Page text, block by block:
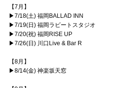
【7月】
▶7/18(土) 福岡BALLAD INN
▶7/19(日) 福岡ラビートスタジオ
▶7/20(祝) 福岡RISE UP
▶7/26(日) 川口Live & Bar R
【8月】
▶8/14(金) 神楽坂天窓